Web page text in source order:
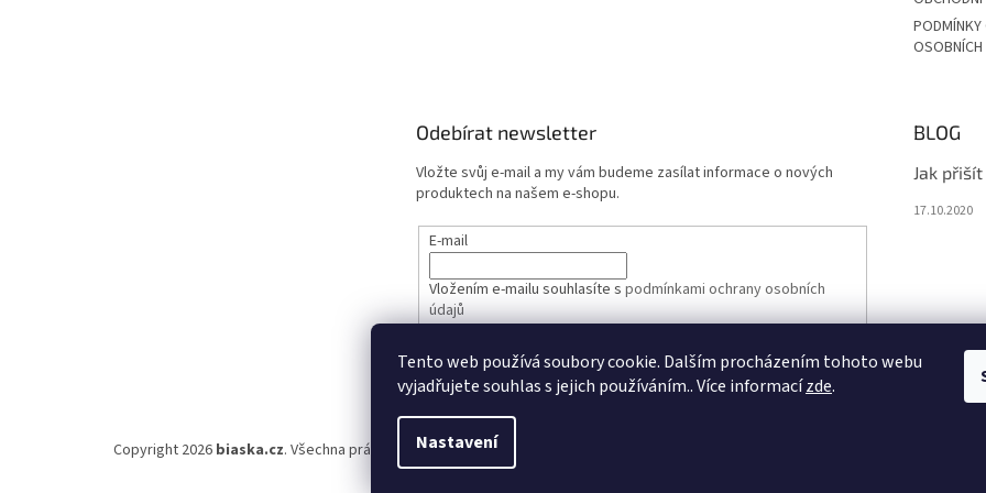
Tento web používá soubory cookie. Dalším procházením tohoto webu
vyjadřujete souhlas s jejich používáním.. Více informacízde.
Nastavení
PODMÍNKY
Odebírat newsletter
Vložte svůj e-mail a my vám budeme zasílat informace o nových
produktech na našem e-shopu.
E-mail
Vložením e-mailu souhlasíte s podmínkami ochrany osobních
údajů
PŘIHLÁSIT SE
BLOG
Jak
17.10.2020
Copyright 2026 biaska.cz. Všechna práva vyhrazena.Upravit nastavení cookies